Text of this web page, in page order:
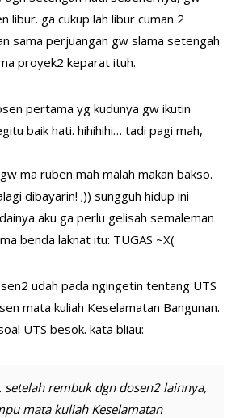
libur. ga cukup lah libur cuman 2
sama perjuangan gw slama setengah
proyek2 keparat ituh.
pertama yg kudunya gw ikutin
baik hati. hihihihi… tadi pagi mah,
ma ruben mah malah makan bakso.
dibayarin! ;)) sungguh hidup ini
aku ga perlu gelisah semaleman
benda laknat itu: TUGAS ~X(
udah pada ngingetin tentang UTS
mata kuliah Keselamatan Bangunan.
UTS besok. kata bliau:
setelah rembuk dgn dosen2 lainnya,
mata kuliah Keselamatan